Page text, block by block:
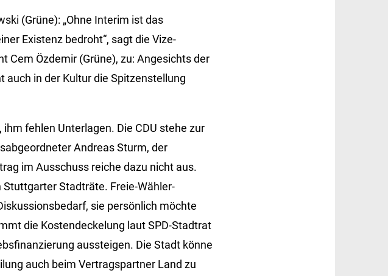
(Grüne): „Ohne Interim ist das
Existenz bedroht“, sagt die Vize-
Özdemir (Grüne), zu: Angesichts der
in der Kultur die Spitzenstellung
fehlen Unterlagen. Die CDU stehe zur
Andreas Sturm, der
im Ausschuss reiche dazu nicht aus.
Stadträte. Freie-Wähler-
sie persönlich möchte
die Kostendeckelung laut SPD-Stadtrat
aussteigen. Die Stadt könne
auch beim Vertragspartner Land zu